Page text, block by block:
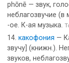
phōnē — звук,
неблагозвучие (в
-ое. К-ая музыка.
какофония —
звучу] (книжн.).
звуков,